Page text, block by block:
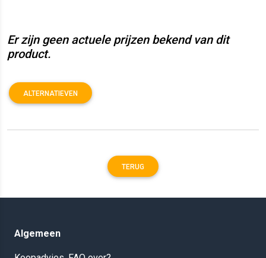
Er zijn geen actuele prijzen bekend van dit
product.
ALTERNATIEVEN
TERUG
Algemeen